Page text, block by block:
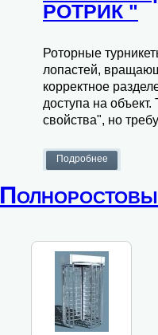
РОТРИК "
Роторные
лопастей,
корректное
доступа на
свойства", но